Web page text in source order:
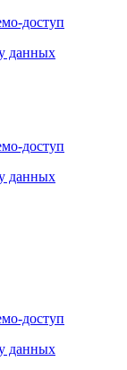
доступ
данных
доступ
данных
доступ
данных